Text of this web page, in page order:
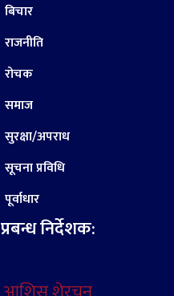
बिचार
राजनीति
रोचक
समाज
सुरक्षा/अपराध
सूचना प्रविधि
पूर्वाधार
प्रबन्ध निर्देशक: